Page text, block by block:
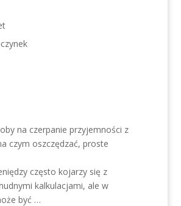
na czerpanie przyjemności z
czym oszczędzać, proste
często kojarzy się z
kalkulacjami, ale w
być …